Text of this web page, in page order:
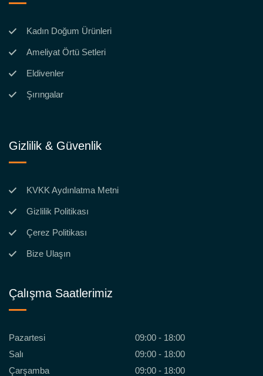
Kadın Doğum Ürünleri
Ameliyat Örtü Setleri
Eldivenler
Şırıngalar
Gizlilik & Güvenlik
KVKK Aydınlatma Metni
Gizlilik Politikası
Çerez Politikası
Bize Ulaşın
Çalışma Saatlerimiz
Pazartesi
09:00 - 18:00
Salı
09:00 - 18:00
Çarşamba
09:00 - 18:00